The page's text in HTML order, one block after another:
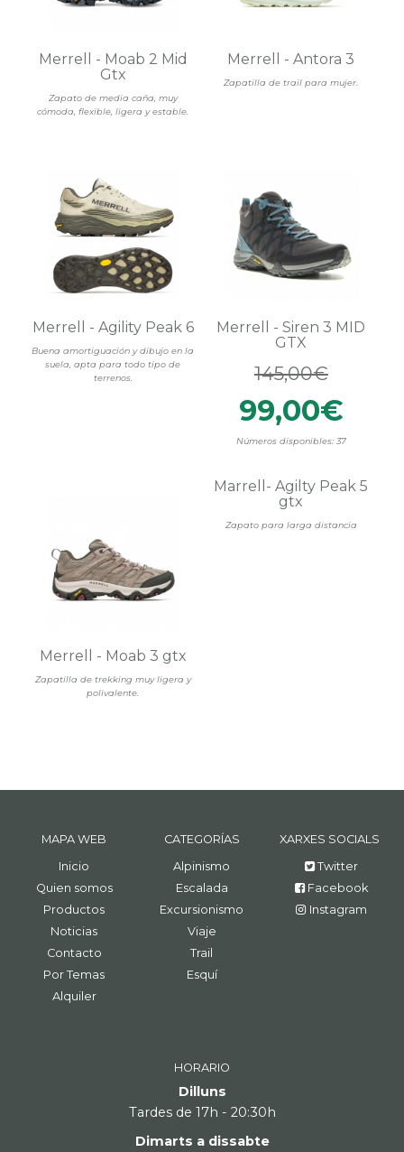
Zapato de media caña, muy
cómoda, flexible, ligera y estable.
Merrell - Moab 2 Mid
Gtx
Zapatilla de trail para mujer.
Merrell - Antora 3
Buena amortiguación y dibujo en la
suela, apta para todo tipo de
terrenos.
Merrell - Agility Peak 6
Números disponibles: 37
Merrell - Siren 3 MID
GTX
145,00€
99,00€
Zapatilla de trekking muy ligera y
polivalente.
Merrell - Moab 3 gtx
Zapato para larga distancia
Marrell- Agilty Peak 5
gtx
MAPA WEB
Inicio
Quien somos
Productos
Noticias
Contacto
Por Temas
Alquiler
CATEGORÍAS
Alpinismo
Escalada
Excursionismo
Viaje
Trail
Esquí
XARXES SOCIALS
Twitter
Facebook
Instagram
HORARIO
Dilluns
Tardes de 17h - 20:30h
Dimarts a dissabte